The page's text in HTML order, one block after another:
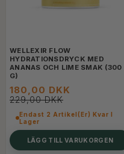
WELLEXIR FLOW
HYDRATIONSDRYCK MED
ANANAS OCH LIME SMAK (300
G)
180,00 DKK
229,00 DKK
Endast 2 Artikel(er) Kvar I
Lager
LÄGG TILL VARUKORGEN